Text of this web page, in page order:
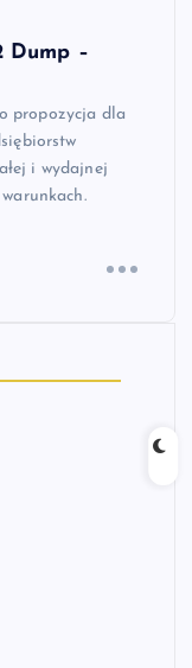
Dump –
propozycja dla
i wydajnej